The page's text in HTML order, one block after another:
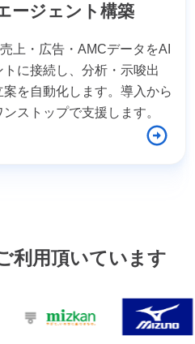
ージェント構築
上・広告・AMCデータをAI
トに接続し、分析・示唆出
案を自動化します。導入から
ストップで支援します。
利用頂いています